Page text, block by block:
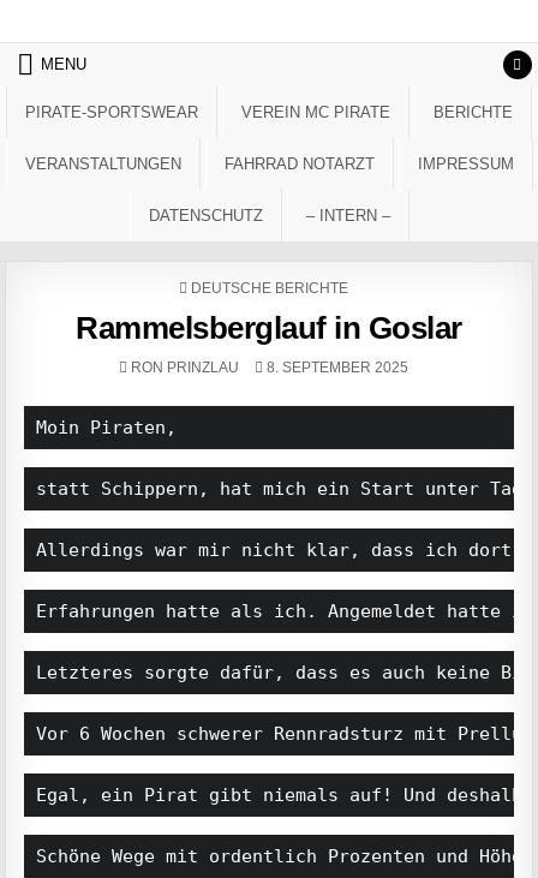
MENU
PIRATE-SPORTSWEAR VEREIN MC PIRATE BERICHTE
VERANSTALTUNGEN FAHRRAD NOTARZT IMPRESSUM
DATENSCHUTZ – INTERN –
POSTED IN
DEUTSCHE BERICHTE
Rammelsberglauf in Goslar
AUTHOR:
RON PRINZLAU PUBLISHED DATE:
8. SEPTEMBER 2025
Moin Piraten,
statt Schippern, hat mich ein Start unter Tage
Allerdings war mir nicht klar, dass ich dort
Erfahrungen hatte als ich. Angemeldet hatte
Letzteres sorgte dafür, dass es auch
Vor 6 Wochen schwerer Rennradsturz mit
Egal, ein Pirat gibt niemals auf! Und deshalb
Schöne Wege mit ordentlich Prozenten und